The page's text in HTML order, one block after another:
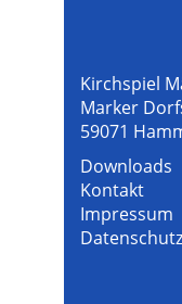
Kirchspiel
Marker
59071
Downloads
Kontakt
Impressum
Datenschutz